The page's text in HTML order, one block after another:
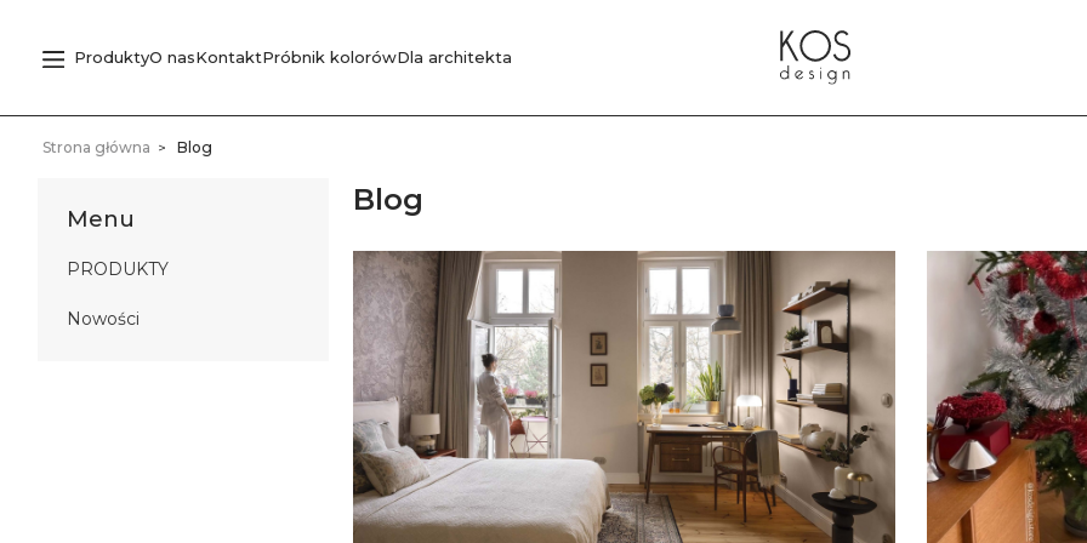
ProduktyO nasKontaktPróbnik kolorówDla architekta
Strona główna Blog
Menu
PRODUKTY
Nowości
Blog